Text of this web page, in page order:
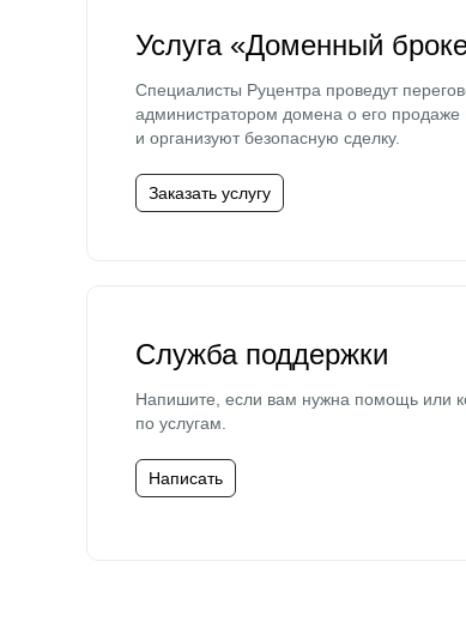
Услуга «Доменный
Специалисты Руцентра проведут
администратором домена о его
и организуют безопасную сделку.
Заказать услугу
Служба поддержки
Напишите, если вам нужна помощь или
по услугам.
Написать